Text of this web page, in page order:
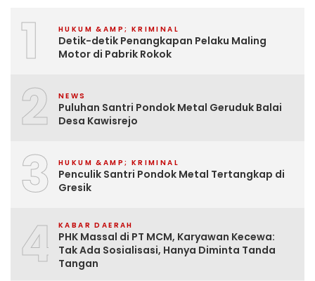
1 HUKUM &AMP; KRIMINAL
Detik-detik Penangkapan Pelaku Maling
Motor di Pabrik Rokok
2 NEWS
Puluhan Santri Pondok Metal Geruduk Balai
Desa Kawisrejo
3 HUKUM &AMP; KRIMINAL
Penculik Santri Pondok Metal Tertangkap di
Gresik
4 KABAR DAERAH
PHK Massal di PT MCM, Karyawan Kecewa:
Tak Ada Sosialisasi, Hanya Diminta Tanda
Tangan